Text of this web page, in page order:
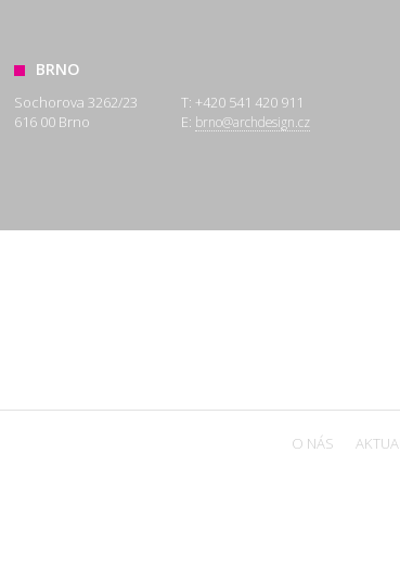
BRNO
Sochorova 3262/23
616 00 Brno
T: +420 541 420 911
E: brno@archdesign.cz
O NÁS